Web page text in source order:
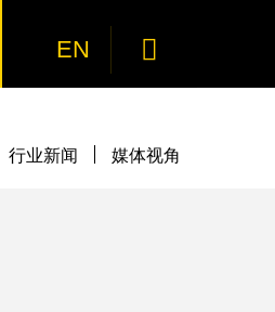
EN 
行业新闻 媒体视角